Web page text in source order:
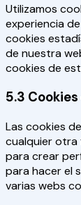
Utilizamos
experiencia
cookies
de nuestra
cookies de
5.3
Las cookies
cualquier otra
para crear
para hacer el
varias webs